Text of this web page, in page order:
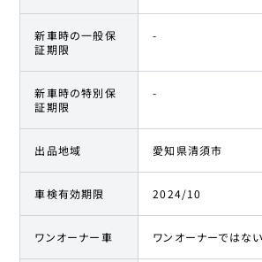
新車時の一般保
証期限
-
新車時の特別保
証期限
-
出品地域 愛知県清須市
車検有効期限 2024/10
ワンオーナー車 ワンオーナーではない